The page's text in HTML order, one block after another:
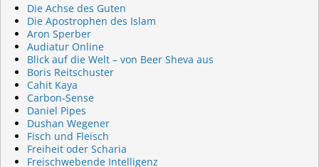
Die Achse des Guten
Die Apostrophen des Islam
Aron Sperber
Audiatur Online
Blick auf die Welt – von Beer Sheva aus
Boris Reitschuster
Cahit Kaya
Carbon-Sense
Daniel Pipes
Dushan Wegener
Fisch und Fleisch
Freiheit oder Scharia
Freischwebende Intelligenz